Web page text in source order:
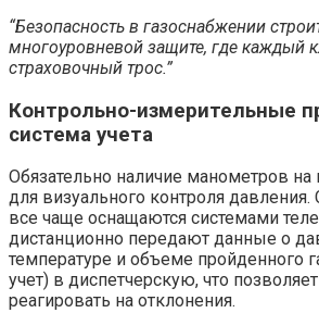
“Безопасность в газоснабжении
многоуровневой защите, где каждый
страховочный трос.”
Контрольно-измерительные
система учета
Обязательно наличие манометров
для визуального контроля
все чаще оснащаются системами
дистанционно передают данные о
температуре и объеме пройденного
учет) в диспетчерскую, что
реагировать на отклонения.